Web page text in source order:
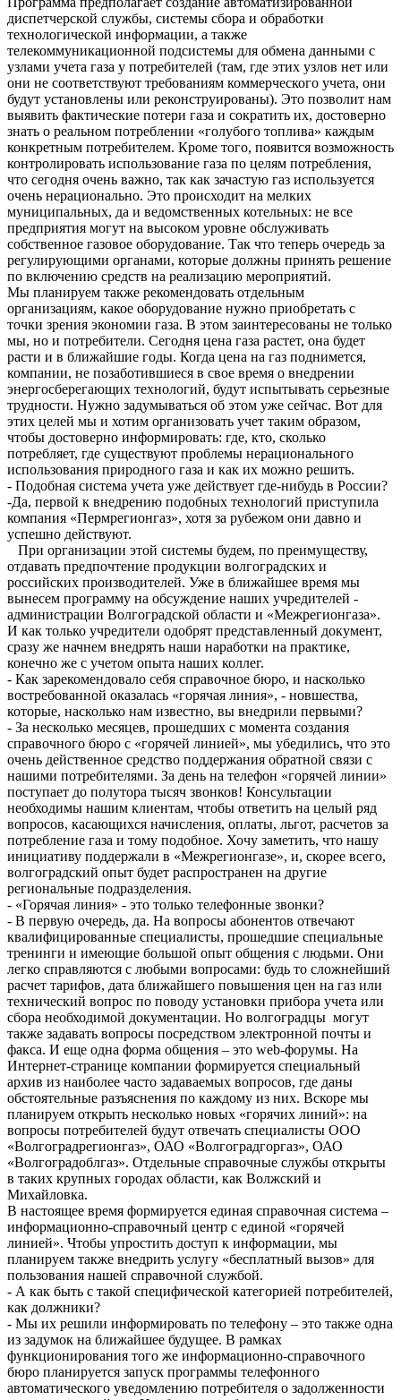
диспетчерской службы, системы сбора и обработки
технологической информации, а также
телекоммуникационной подсистемы для обмена данными с
узлами учета газа у потребителей (там, где этих узлов нет или
они не соответствуют требованиям коммерческого учета, они
будут установлены или реконструированы). Это позволит нам
выявить фактические потери газа и сократить их, достоверно
знать о реальном потреблении «голубого топлива» каждым
конкретным потребителем. Кроме того, появится возможность
контролировать использование газа по целям потребления,
что сегодня очень важно, так как зачастую газ используется
очень нерационально. Это происходит на мелких
муниципальных, да и ведомственных котельных: не все
предприятия могут на высоком уровне обслуживать
собственное газовое оборудование. Так что теперь очередь за
регулирующими органами, которые должны принять решение
по включению средств на реализацию мероприятий.
Мы планируем также рекомендовать отдельным
организациям, какое оборудование нужно приобретать с
точки зрения экономии газа. В этом заинтересованы не только
мы, но и потребители. Сегодня цена газа растет, она будет
расти и в ближайшие годы. Когда цена на газ поднимется,
компании, не позаботившиеся в свое время о внедрении
энергосберегающих технологий, будут испытывать серьезные
трудности. Нужно задумываться об этом уже сейчас. Вот для
этих целей мы и хотим организовать учет таким образом,
чтобы достоверно информировать: где, кто, сколько
потребляет, где существуют проблемы нерационального
использования природного газа и как их можно решить.
- Подобная система учета уже действует где-нибудь в России?
-Да, первой к внедрению подобных технологий приступила
компания «Пермрегионгаз», хотя за рубежом они давно и
успешно действуют.
При организации этой системы будем, по преимуществу,
отдавать предпочтение продукции волгоградских и
российских производителей. Уже в ближайшее время мы
вынесем программу на обсуждение наших учредителей -
администрации Волгоградской области и «Межрегионгаза».
И как только учредители одобрят представленный документ,
сразу же начнем внедрять наши наработки на практике,
конечно же с учетом опыта наших коллег.
- Как зарекомендовало себя справочное бюро, и насколько
востребованной оказалась «горячая линия», - новшества,
которые, насколько нам известно, вы внедрили первыми?
- За несколько месяцев, прошедших с момента создания
справочного бюро с «горячей линией», мы убедились, что это
очень действенное средство поддержания обратной связи с
нашими потребителями. За день на телефон «горячей линии»
поступает до полутора тысяч звонков! Консультации
необходимы нашим клиентам, чтобы ответить на целый ряд
вопросов, касающихся начисления, оплаты, льгот, расчетов за
потребление газа и тому подобное. Хочу заметить, что нашу
инициативу поддержали в «Межрегионгазе», и, скорее всего,
волгоградский опыт будет распространен на другие
региональные подразделения.
- «Горячая линия» - это только телефонные звонки?
- В первую очередь, да. На вопросы абонентов отвечают
квалифицированные специалисты, прошедшие специальные
тренинги и имеющие большой опыт общения с людьми. Они
легко справляются с любыми вопросами: будь то сложнейший
расчет тарифов, дата ближайшего повышения цен на газ или
технический вопрос по поводу установки прибора учета или
сбора необходимой документации. Но волгоградцы могут
также задавать вопросы посредством электронной почты и
факса. И еще одна форма общения – это web-форумы. На
Интернет-странице компании формируется специальный
архив из наиболее часто задаваемых вопросов, где даны
обстоятельные разъяснения по каждому из них. Вскоре мы
планируем открыть несколько новых «горячих линий»: на
вопросы потребителей будут отвечать специалисты ООО
«Волгоградрегионгаз», ОАО «Волгоградгоргаз», ОАО
«Волгоградоблгаз». Отдельные справочные службы открыты
в таких крупных городах области, как Волжский и
Михайловка.
В настоящее время формируется единая справочная система –
информационно-справочный центр с единой «горячей
линией». Чтобы упростить доступ к информации, мы
планируем также внедрить услугу «бесплатный вызов» для
пользования нашей справочной службой.
- А как быть с такой специфической категорией потребителей,
как должники?
- Мы их решили информировать по телефону – это также одна
из задумок на ближайшее будущее. В рамках
функционирования того же информационно-справочного
бюро планируется запуск программы телефонного
автоматического уведомлению потребителя о задолженности